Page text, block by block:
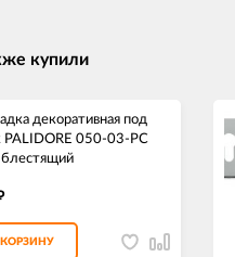
купили
декоративная под
PALIDORE 050-03-PC
КОРЗИНУ